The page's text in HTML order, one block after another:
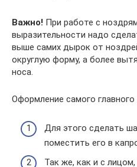
Важно! При работе с
выразительности надо
выше самих дырок от
округлую форму, а более
носа.
Оформление самого
Для этого сделать
поместить его в
Так же, как и с